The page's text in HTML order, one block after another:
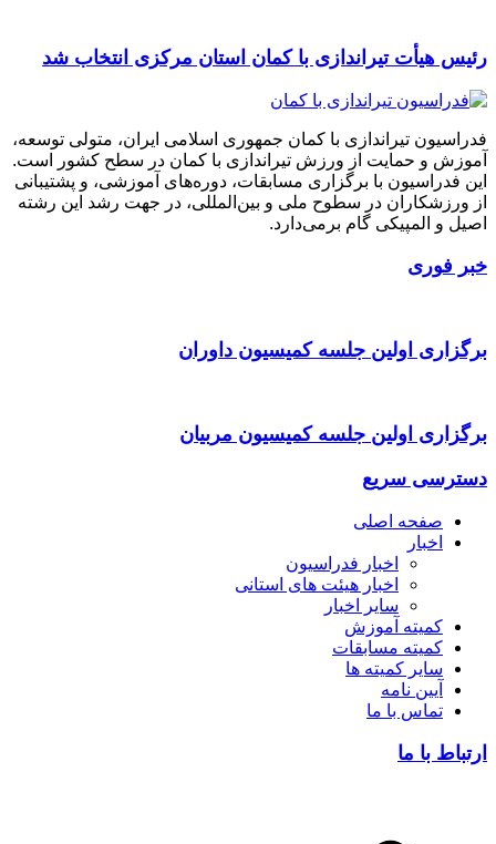
رئیس هیأت تیراندازی با کمان استان مرکزی انتخاب شد
فدراسیون تیراندازی با کمان جمهوری اسلامی ایران، متولی توسعه،
آموزش و حمایت از ورزش تیراندازی با کمان در سطح کشور است.
این فدراسیون با برگزاری مسابقات، دوره‌های آموزشی، و پشتیبانی
از ورزشکاران در سطوح ملی و بین‌المللی، در جهت رشد این رشته
اصیل و المپیکی گام برمی‌دارد.
خبر فوری
برگزاری اولین جلسه کمیسیون داوران
برگزاری اولین جلسه کمیسیون مربیان
دسترسی سریع
صفحه اصلی
اخبار
اخبار فدراسیون
اخبار هیئت های استانی
سایر اخبار
کمیته آموزش
کمیته مسابقات
سایر کمیته ها
آیین نامه
تماس با ما
ارتباط با ما